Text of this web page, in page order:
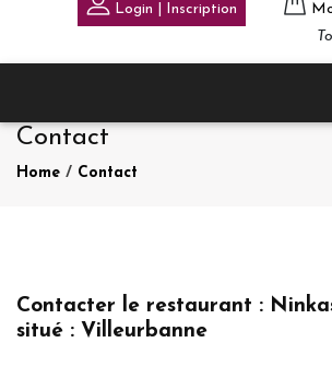
Login | Inscription
Contact
Home / Contact
Contacter le restaurant :
situé : Villeurbanne